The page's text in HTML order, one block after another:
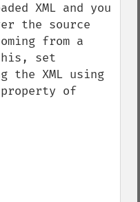
XML and you
the source
from a
set
the XML using
of